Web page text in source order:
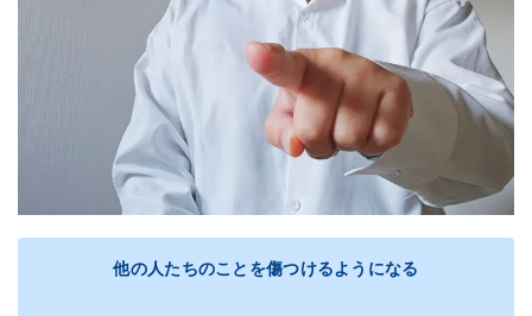
他の人たちのことを傷つけるようになる